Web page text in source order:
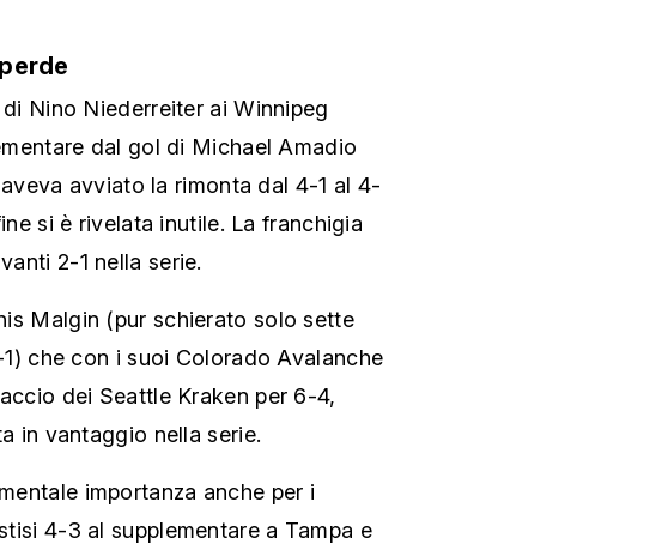
Nino Niederreiter ai Winnipeg
dal gol di Michael Amadio
avviato la rimonta dal 4-1 al 4-
si è rivelata inutile. La franchigia
2-1 nella serie.
Malgin (pur schierato solo sette
che con i suoi Colorado Avalanche
dei Seattle Kraken per 6-4,
in vantaggio nella serie.
importanza anche per i
4-3 al supplementare a Tampa e